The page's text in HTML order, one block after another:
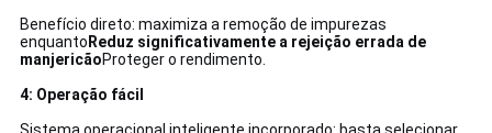
Benefício direto: maximiza a remoção de impurezas
enquanto Reduz significativamente a rejeição errada de
manjericãoProteger o rendimento.
4: Operação fácil